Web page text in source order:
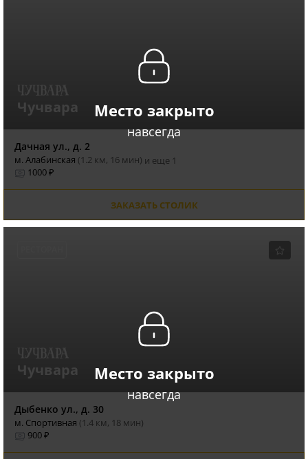
Место закрыто
навсегда
Чучвара
Дачная ул., д. 2
м. Алабинская (1.2 км, 16 мин) и еще 1
1000 ₽
ЗАКАЗАТЬ СТОЛИК
Место закрыто
навсегда
Чучвара
Дыбенко ул., д. 30
м. Спортивная (1.4 км, 18 мин)
900 ₽